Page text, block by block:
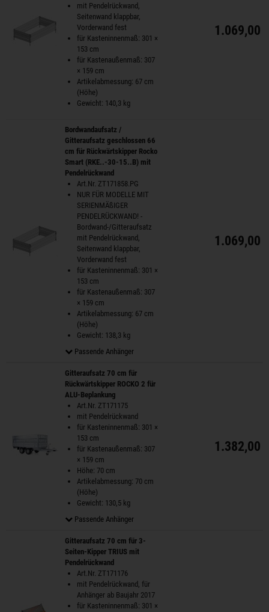
mit Pendelrückwand,
Seitenwand klappbar,
Vorderwand fest
für Kasteninnenmaß: 301 ×
153 cm
für Kastenaußenmaß: 307
× 159 cm
Artikelabmessung: 67 cm
(Höhe)
Gewicht: 140,3 kg
1.069,00
Bordwandaufsatz /
Gitteraufsatz geschlossen 66
cm für Rückwärtskipper Rocko
Smart (RKE..-30-15..B) mit
Pendelrückwand
Art.Nr. ZT171858.PG
NUR FÜR MODELLE MIT
SERIENMÄßIGER
PENDELRÜCKWAND! -
Bordwand-/Gitteraufsatz
mit Pendelrückwand,
Seitenwand klappbar,
Vorderwand fest
für Kasteninnenmaß: 301 ×
153 cm
für Kastenaußenmaß: 307
× 159 cm
Artikelabmessung: 67 cm
(Höhe)
Gewicht: 138,3 kg
Passende Anhänger
1.069,00
Gitteraufsatz 70 cm für
Rückwärtskipper ROCKO 2 für
ALU-Beplankung
Art.Nr. ZT171175
mit Pendelrückwand
für Kasteninnenmaß: 301 ×
153 cm
für Kastenaußenmaß: 307
× 159 cm
Höhe: 70 cm
Artikelabmessung: 70 cm
(Höhe)
Gewicht: 130,5 kg
Passende Anhänger
1.382,00
Gitteraufsatz 70 cm für 3-
Seiten-Kipper TRIUS mit
Pendelrückwand
Art.Nr. ZT171176
mit Pendelrückwand, für
Anhänger ab Baujahr 2017
für Kasteninnenmaß: 301 ×